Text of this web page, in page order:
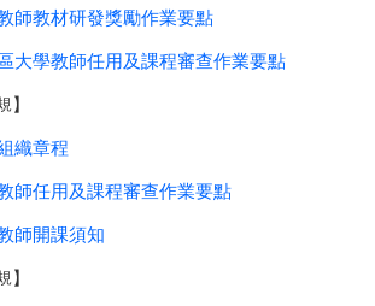
師教材研發獎勵作業要點
大學教師任用及課程審查作業要點
】
織章程
師任用及課程審查作業要點
師開課須知
】